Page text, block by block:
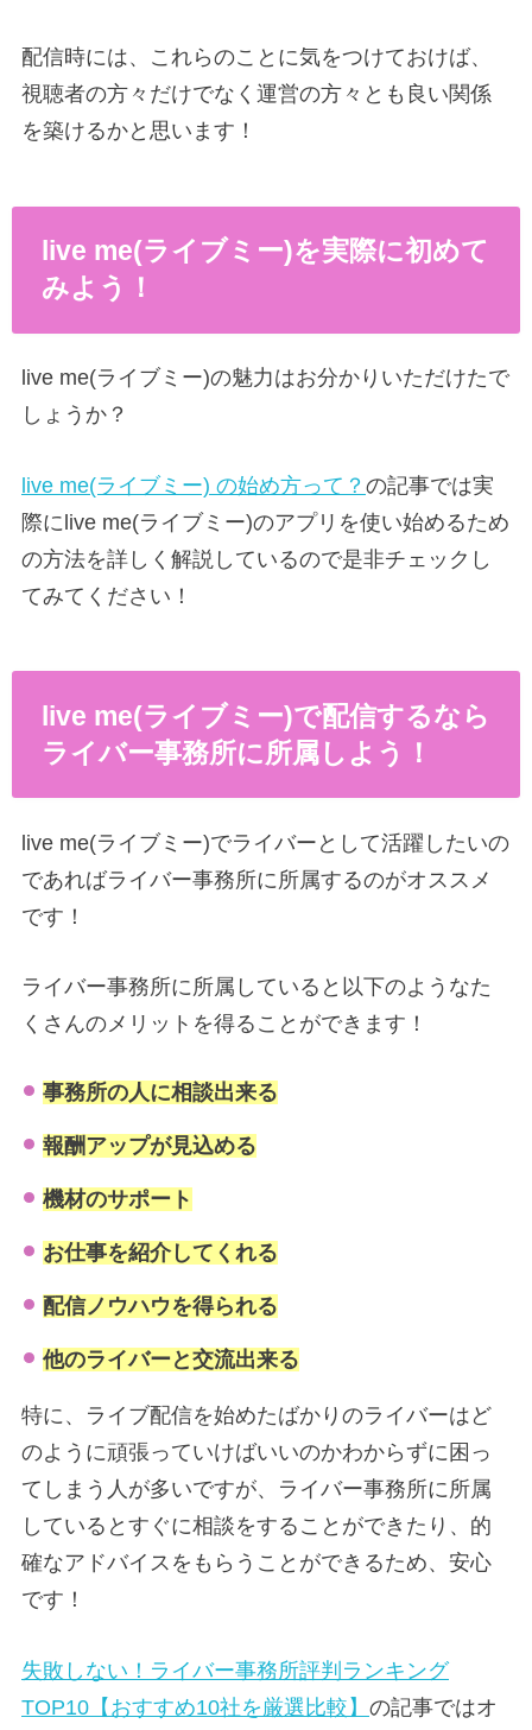
配信時には、これらのことに気をつけておけば、
視聴者の方々だけでなく運営の方々とも良い関係
を築けるかと思います！
live me(ライブミー)を実際に初めて
みよう！
live me(ライブミー)の魅力はお分かりいただけたで
しょうか？
live me(ライブミー) の始め方って？ の記事では実
際にlive me(ライブミー)のアプリを使い始めるため
の方法を詳しく解説しているので是非チェックし
てみてください！
live me(ライブミー)で配信するなら
ライバー事務所に所属しよう！
live me(ライブミー)でライバーとして活躍したいの
であればライバー事務所に所属するのがオススメ
です！
ライバー事務所に所属していると以下のようなた
くさんのメリットを得ることができます！
事務所の人に相談出来る
報酬アップが見込める
機材のサポート
お仕事を紹介してくれる
配信ノウハウを得られる
他のライバーと交流出来る
特に、ライブ配信を始めたばかりのライバーはど
のように頑張っていけばいいのかわからずに困っ
てしまう人が多いですが、ライバー事務所に所属
しているとすぐに相談をすることができたり、的
確なアドバイスをもらうことができるため、安心
です！
失敗しない！ライバー事務所評判ランキング
TOP10【おすすめ10社を厳選比較】 の記事ではオ